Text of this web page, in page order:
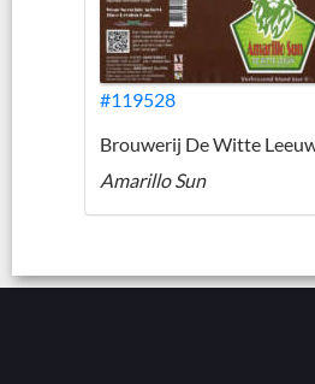
#119528
Brouwerij De Witte
Amarillo Sun